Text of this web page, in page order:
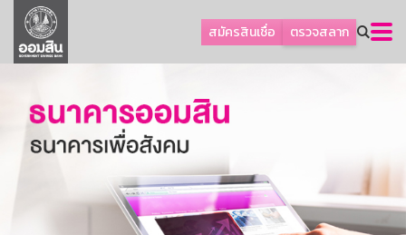
สมัครสินเชื่อ ตรวจสลาก
ลูกค้าธุรกิจ
ลูกค้าผู้ประกอบรายย่อย
ออมเพื่อสุข
เกี่ยวกับธนาคาร
การพัฒนาที่ยั่งยืน